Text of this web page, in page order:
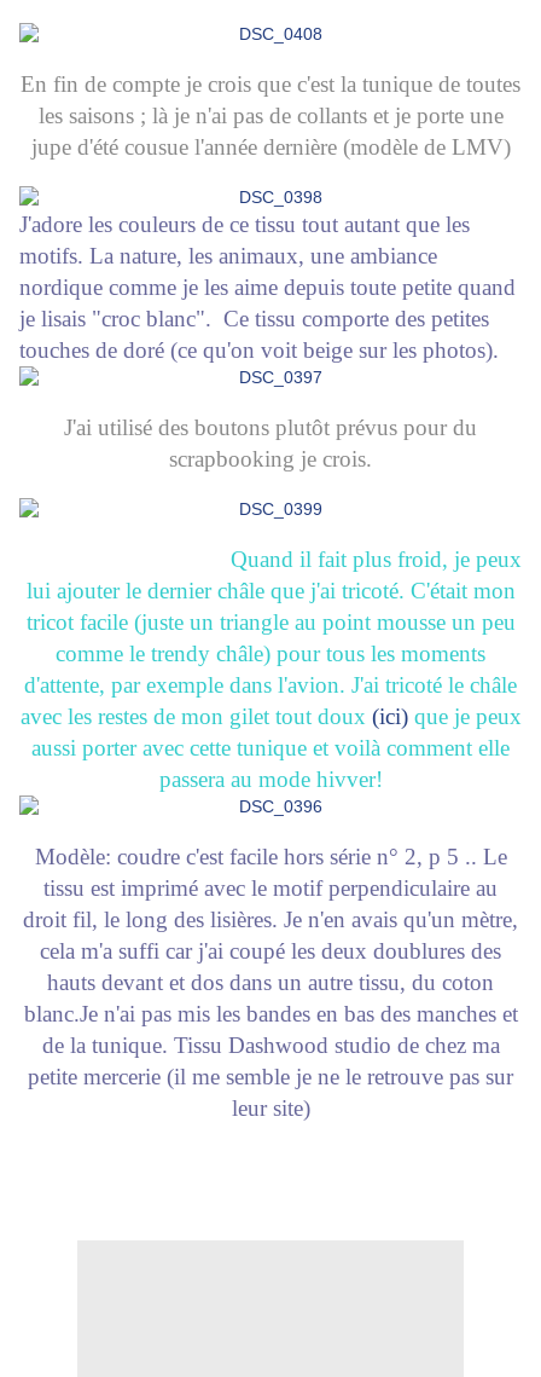
En fin de compte je crois que c'est la tunique de toutes
les saisons ; là je n'ai pas de collants et je porte une
jupe d'été cousue l'année dernière (modèle de LMV)
J'adore les couleurs de ce tissu tout autant que les
motifs. La nature, les animaux, une ambiance
nordique comme je les aime depuis toute petite quand
je lisais "croc blanc". Ce tissu comporte des petites
touches de doré (ce qu'on voit beige sur les photos).
J'ai utilisé des boutons plutôt prévus pour du
scrapbooking je crois.
Quand il fait plus froid, je peux
lui ajouter le dernier châle que j'ai tricoté. C'était mon
tricot facile (juste un triangle au point mousse un peu
comme le trendy châle) pour tous les moments
d'attente, par exemple dans l'avion. J'ai tricoté le châle
avec les restes de mon gilet tout doux (ici)que je peux
aussi porter avec cette tunique et voilà comment elle
passera au mode hivver!
Modèle: coudre c'est facile hors série n° 2, p 5 .. Le
tissu est imprimé avec le motif perpendiculaire au
droit fil, le long des lisières. Je n'en avais qu'un mètre,
cela m'a suffi car j'ai coupé les deux doublures des
hauts devant et dos dans un autre tissu, du coton
blanc.Je n'ai pas mis les bandes en bas des manches et
de la tunique. Tissu Dashwood studio de chez ma
petite mercerie (il me semble je ne le retrouve pas sur
leur site)